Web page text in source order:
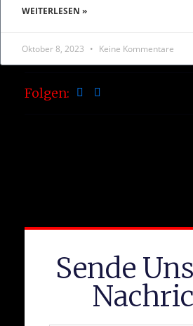
WEITERLESEN »
Oktober 8, 2023 Keine Kommentare
Folgen:
Sende